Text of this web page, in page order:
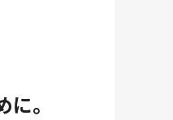
。